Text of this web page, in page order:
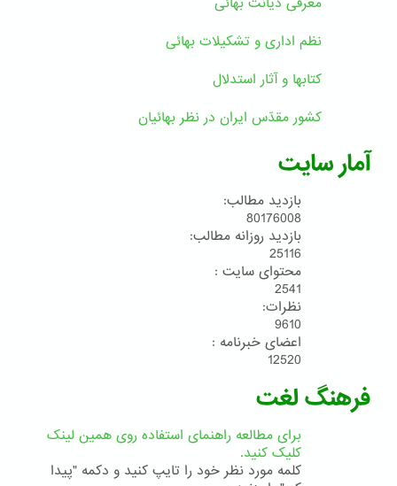
نظم اداری و تشکیلات بهائی
کتابها و آثار استدلال
کشور مقدّس ایران در نظر بهائیان
آمار سایت
بازدید مطالب:
80176008
بازدید روزانه مطالب:
25116
محتوای سایت :
2541
نظرات:
9610
اعضای خبرنامه :
12520
فرهنگ لغت
برای مطالعه راهنمای استفاده روی همین لینک
کلیک کنید.
کلمه مورد نظر خود را تایپ کنید و دکمه "پیدا